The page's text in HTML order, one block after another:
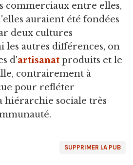
commerciaux entre elles,
auraient été fondées
deux cultures
les autres différences, on
d'artisanat produits et le
contrairement à
pour refléter
hiérarchie sociale très
SUPPRIMER LA PUB